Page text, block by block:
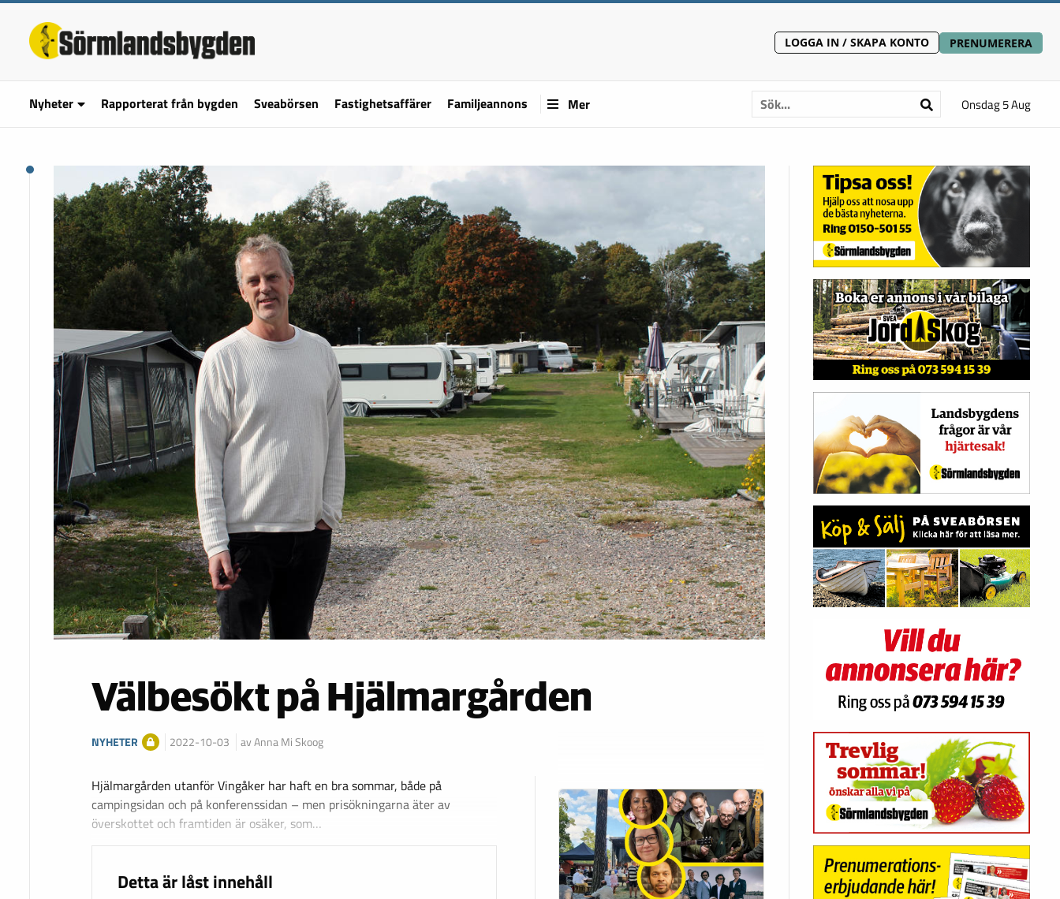
LOGGA IN / SKAPA KONTO PRENUMERERA
Nyheter Rapporterat från bygden Sveabörsen Fastighetsaffärer Familjeannons Mer Onsdag 5 Aug
Välbesökt på Hjälmargården
NYHETER 2022-10-03 av Anna Mi Skoog
Hjälmargården utanför Vingåker har haft en bra sommar, både på
campingsidan och på konferenssidan – men prisökningarna äter av
överskottet och framtiden är osäker, som…
Detta är låst innehåll